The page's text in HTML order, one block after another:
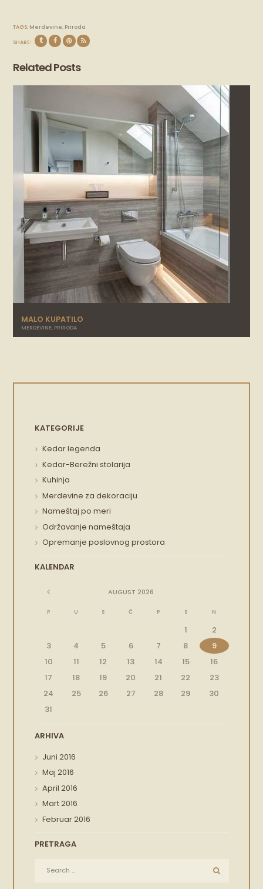
TAGS: Merdevine, Priroda
SHARE:
Related Posts
MALO KUPATILO
MERDEVINE, PRIRODA
KATEGORIJE
Kedar legenda
Kedar-Berežni stolarija
Kuhinja
Merdevine za dekoraciju
Nameštaj po meri
Održavanje nameštaja
Opremanje poslovnog prostora
KALENDAR
AUGUST 2026
P U S Č P S N
1
2
3
4 5 6 7 8
9
10
11 12 13 14 15
16
17
18 19 20 21 22
23
24
25 26 27 28 29
30
31
ARHIVA
Juni 2016
Maj 2016
April 2016
Mart2016
Februar2016
PRETRAGA